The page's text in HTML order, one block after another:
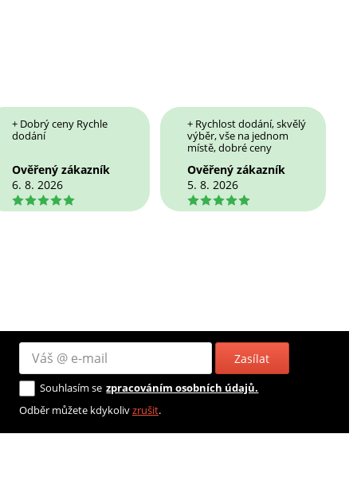
+ Dobrý ceny Rychle
dodání
Ověřený zákazník
6. 8. 2026
5
+ Rychlost dodání, skvělý
výběr, vše na jednom
místě, dobré ceny
Ověřený zákazník
5. 8. 2026
5
Zasílat
Souhlasím se zpracováním osobních údajů.
Odběr můžete kdykolivzrušit.